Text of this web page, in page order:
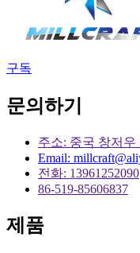
구독
문의하기
주소: 중국 창저우
Email:
전화: 13961252090
86-519-85606837
제품